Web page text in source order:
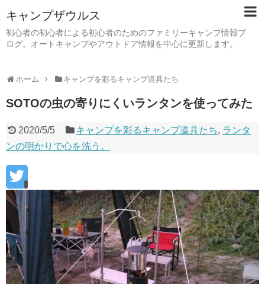
キャンプザウルス
初心者の初心者による初心者のためのファミリーキャンプ情報ブ
ログ。オートキャンプやアウトドア情報を中心に更新します。
ホーム キャンプを彩るキャンプ道具たち
SOTOの虫の寄りにくいランタンを使ってみた
2020/5/5 キャンプを彩るキャンプ道具たち, ランタ
ンの明かりで心を洗う。